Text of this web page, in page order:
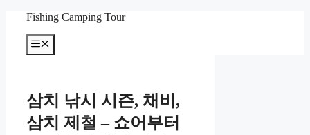
Fishing Camping Tour
메
뉴
삼치 낚시 시즌, 채비,
삼치 제철 – 쇼어부터